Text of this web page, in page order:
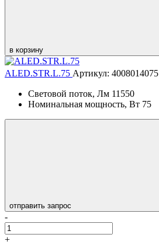
в корзину
ALED.STR.L.75 Артикул: 4008014075
Световой поток, Лм 11550
Номинальная мощность, Вт 75
отправить запрос
-
+